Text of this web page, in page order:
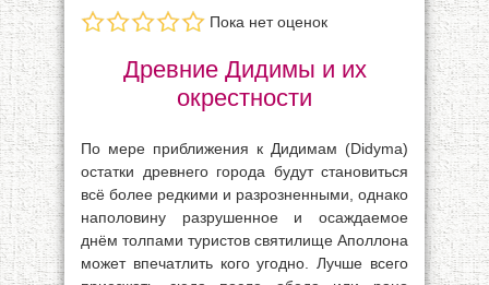
Пока нет оценок
Древние Дидимы и их
окрестности
По мере приближения к Дидимам (Didyma)
остатки древнего города будут становиться
всё более редкими и разрозненными, однако
наполовину разрушенное и осаждаемое
днём толпами туристов святилище Аполлона
может впечатлить кого угодно. Лучше всего